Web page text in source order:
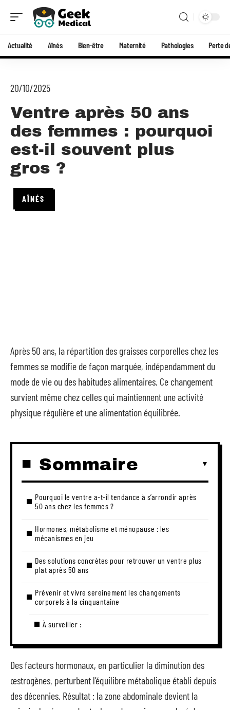
Actualité Aînés Bien-être Maternité Pathologies Perte
20/10/2025
Ventre après 50 ans
des femmes : pourquoi
est-il souvent plus
gros ?
AÎNÉS
Après 50 ans, la répartition des graisses corporelles chez les
femmes se modifie de façon marquée, indépendamment du
mode de vie ou des habitudes alimentaires. Ce changement
survient même chez celles qui maintiennent une activité
physique régulière et une alimentation équilibrée.
Sommaire
Pourquoi le ventre a-t-il tendance à s’arrondir après
50 ans chez les femmes ?
Hormones, métabolisme et ménopause : les
mécanismes en jeu
Des solutions concrètes pour retrouver un ventre plus
plat après 50 ans
Prévenir et vivre sereinement les changements
corporels à la cinquantaine
À surveiller :
Des facteurs hormonaux, en particulier la diminution des
œstrogènes, perturbent l’équilibre métabolique établi depuis
des décennies. Résultat : la zone abdominale devient la